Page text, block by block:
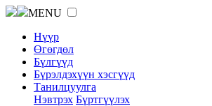
MENU
Нүүр
Өгөгдөл
Бүлгүүд
Бүрэлдэхүүн хэсгүүд
Танилцуулга
Нэвтрэх Бүртгүүлэх